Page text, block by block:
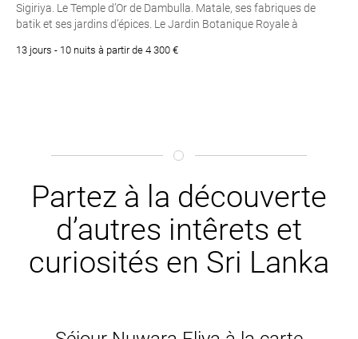
Sigiriya. Le Temple d’Or de Dambulla. Matale, ses fabriques de
batik et ses jardins d’épices. Le Jardin Botanique Royale à
National de Yala. Le fort portugais de Galle
13 jours - 10 nuits à partir de 4 300 €
Partez à la découverte
d’autres intêrets et
curiosités en Sri Lanka